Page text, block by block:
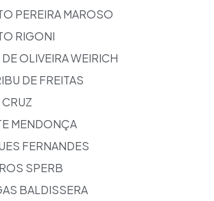
PEREIRA MAROSO
RIGONI
OLIVEIRA WEIRICH
DE FREITAS
MENDONÇA
FERNANDES
SPERB
BALDISSERA